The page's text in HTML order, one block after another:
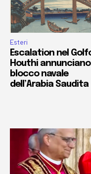
Esteri
Escalation nel
Houthi annunciano
blocco navale
dell’Arabia Saudita